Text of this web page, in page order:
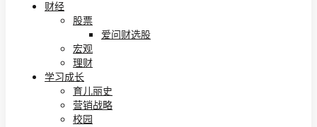
财经
股票
爱问财选股
宏观
理财
学习成长
育儿丽史
营销战略
校园